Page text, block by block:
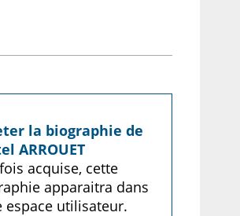
la biographie de
ARROUET
acquise, cette
apparaitra dans
espace utilisateur.